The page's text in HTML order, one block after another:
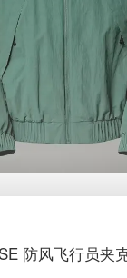
防风飞行员夹